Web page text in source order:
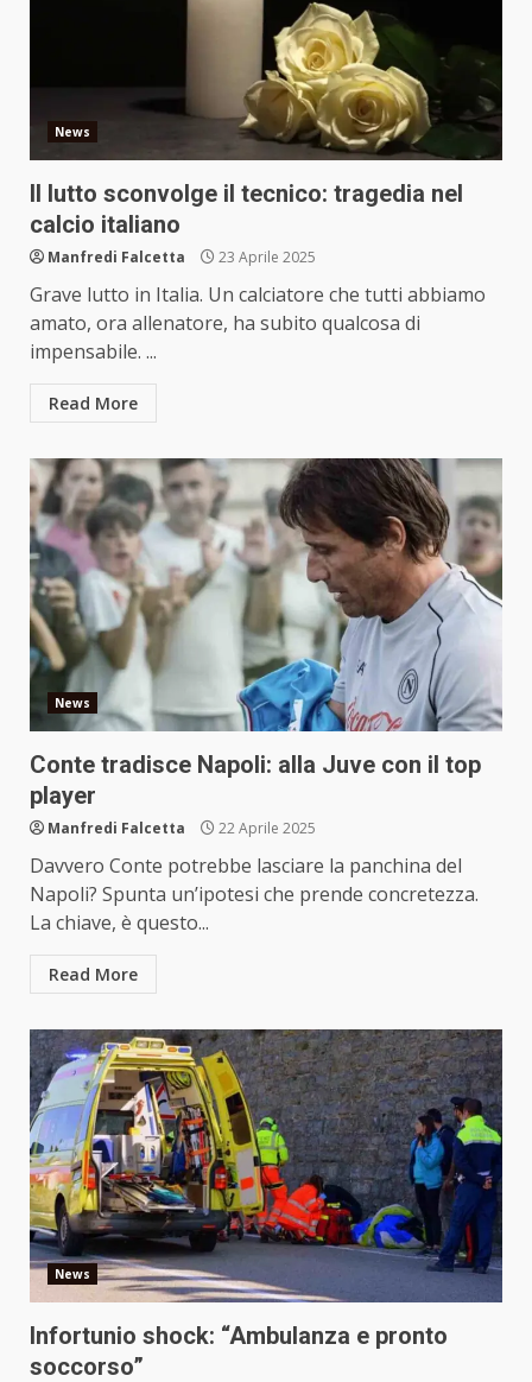
News
Il lutto sconvolge il tecnico: tragedia nel
calcio italiano
Manfredi Falcetta 23 Aprile 2025
Grave lutto in Italia. Un calciatore che tutti abbiamo
amato, ora allenatore, ha subito qualcosa di
impensabile. ...
Read More
News
Conte tradisce Napoli: alla Juve con il top
player
Manfredi Falcetta 22 Aprile 2025
Davvero Conte potrebbe lasciare la panchina del
Napoli? Spunta un’ipotesi che prende concretezza.
La chiave, è questo...
Read More
News
Infortunio shock: “Ambulanza e pronto
soccorso”